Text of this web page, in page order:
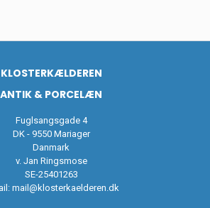
KLOSTERKÆLDEREN
ANTIK & PORCELÆN
Fuglsangsgade 4
DK - 9550 Mariager
Danmark
v. Jan Ringsmose
SE-25401263
mail@klosterkaelderen.dk